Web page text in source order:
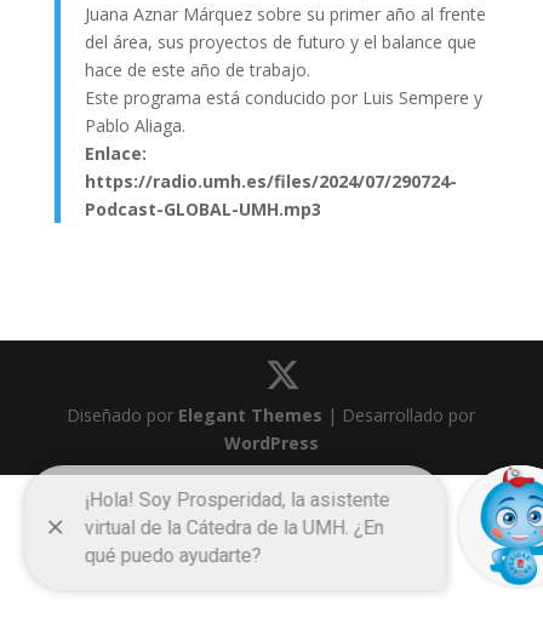
Juana Aznar Márquez sobre su primer año al frente
del área, sus proyectos de futuro y el balance que
hace de este año de trabajo.
Este programa está conducido por Luis Sempere y
Pablo Aliaga.
Enlace:
https://radio.umh.es/files/2024/07/290724-
Podcast-GLOBAL-UMH.mp3
Diseñado por Elegant Themes | Desarrollado por
WordPress